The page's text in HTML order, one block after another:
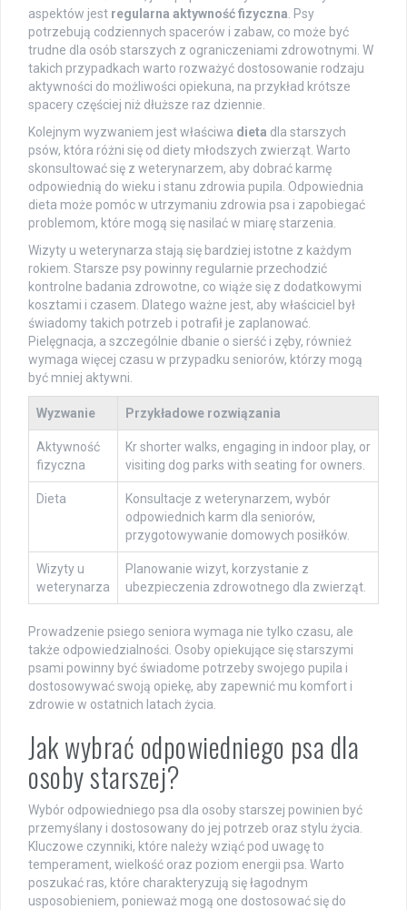
aspektów jest regularna aktywność fizyczna. Psy
potrzebują codziennych spacerów i zabaw, co może być
trudne dla osób starszych z ograniczeniami zdrowotnymi. W
takich przypadkach warto rozważyć dostosowanie rodzaju
aktywności do możliwości opiekuna, na przykład krótsze
spacery częściej niż dłuższe raz dziennie.
Kolejnym wyzwaniem jest właściwa dieta dla starszych
psów, która różni się od diety młodszych zwierząt. Warto
skonsultować się z weterynarzem, aby dobrać karmę
odpowiednią do wieku i stanu zdrowia pupila. Odpowiednia
dieta może pomóc w utrzymaniu zdrowia psa i zapobiegać
problemom, które mogą się nasilać w miarę starzenia.
Wizyty u weterynarza stają się bardziej istotne z każdym
rokiem. Starsze psy powinny regularnie przechodzić
kontrolne badania zdrowotne, co wiąże się z dodatkowymi
kosztami i czasem. Dlatego ważne jest, aby właściciel był
świadomy takich potrzeb i potrafił je zaplanować.
Pielęgnacja, a szczególnie dbanie o sierść i zęby, również
wymaga więcej czasu w przypadku seniorów, którzy mogą
być mniej aktywni.
Wyzwanie Przykładowe rozwiązania
Aktywność
fizyczna
Kr shorter walks, engaging in indoor play, or
visiting dog parks with seating for owners.
Dieta
Konsultacje z weterynarzem, wybór
odpowiednich karm dla seniorów,
przygotowywanie domowych posiłków.
Wizyty u
weterynarza
Planowanie wizyt, korzystanie z
ubezpieczenia zdrowotnego dla zwierząt.
Prowadzenie psiego seniora wymaga nie tylko czasu, ale
także odpowiedzialności. Osoby opiekujące się starszymi
psami powinny być świadome potrzeby swojego pupila i
dostosowywać swoją opiekę, aby zapewnić mu komfort i
zdrowie w ostatnich latach życia.
Jak wybrać odpowiedniego psa dla
osoby starszej?
Wybór odpowiedniego psa dla osoby starszej powinien być
przemyślany i dostosowany do jej potrzeb oraz stylu życia.
Kluczowe czynniki, które należy wziąć pod uwagę to
temperament, wielkość oraz poziom energii psa. Warto
poszukać ras, które charakteryzują się łagodnym
usposobieniem, ponieważ mogą one dostosować się do